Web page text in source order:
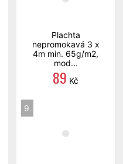
Plachta
nepromokavá 3 x
4m min. 65g/m2,
mod...
89 Kč
9.